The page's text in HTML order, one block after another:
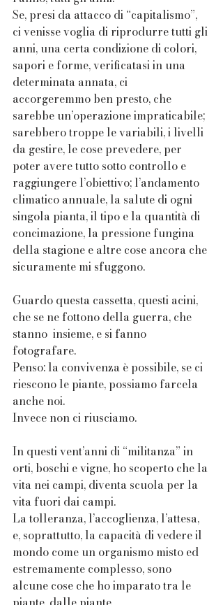
Se, presi da attacco di “capitalismo”,
ci venisse voglia di riprodurre tutti gli
anni, una certa condizione di colori,
sapori e forme, verificatasi in una
determinata annata, ci
accorgeremmo ben presto, che
sarebbe un’operazione impraticabile;
sarebbero troppe le variabili, i livelli
da gestire, le cose prevedere, per
poter avere tutto sotto controllo e
raggiungere l’obiettivo; l’andamento
climatico annuale, la salute di ogni
singola pianta, il tipo e la quantità di
concimazione, la pressione fungina
della stagione e altre cose ancora che
sicuramente mi sfuggono.
Guardo questa cassetta, questi acini,
che se ne fottono della guerra, che
stanno  insieme, e si fanno
fotografare.
Penso: la convivenza è possibile, se ci
riescono le piante, possiamo farcela
anche noi.
Invece non ci riusciamo.
In questi vent’anni di “militanza” in
orti, boschi e vigne, ho scoperto che la
vita nei campi, diventa scuola per la
vita fuori dai campi.
La tolleranza, l’accoglienza, l’attesa,
e, soprattutto, la capacità di vedere il
mondo come un organismo misto ed
estremamente complesso, sono
alcune cose che ho imparato tra le